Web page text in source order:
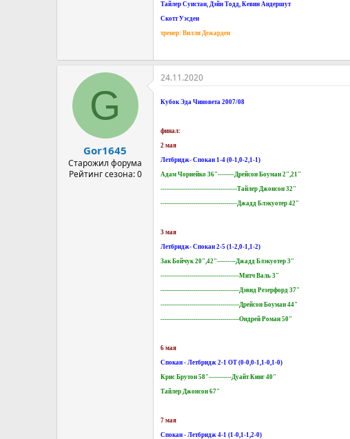
Тайлер Суистан, Дэйн Тодд, Кевин Андершут
Скотт Уэсден
тренер: Вилли Дежарден
G
Gor1645
Старожил форума
Рейтинг сезона: 0
24.11.2020
Кубок Эда Чиновета 2007/08
финал:
2 мая
Летбридж- Спокан 1-4 (0-1,0-2,1-1)
Адам Чорнейко 36"--------Дрейсон Боуман 2",21"
-------------------------------------Тайлер Джонсон 32"
-------------------------------------Джадд Блэкуотер 42"
3 мая
Летбридж- Спокан 2-5 (1-2,0-1,1-2)
Зак Бойчук 20",42"---------Джадд Блэкуотер 3"
--------------------------------------Митч Валь 3"
--------------------------------------Дэвид Резерфорд 37"
--------------------------------------Дрейсон Боуман 44"
--------------------------------------Ондрей Роман 50"
6 мая
Спокан - Летбридж 2-1 ОТ (0-0,0-1,1-0,1-0)
Крис Брутон 58"-----------Дуайт Кинг 40"
Тайлер Джонсон 67"
7 мая
Спокан - Летбридж 4-1 (1-0,1-1,2-0)